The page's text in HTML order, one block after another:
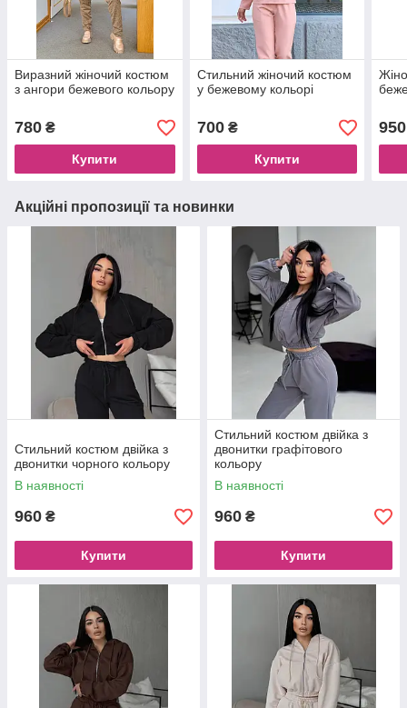
Виразний жіночий костюм
з ангори бежевого кольору
780 ₴
Купити
Стильний жіночий костюм
у бежевому кольорі
700₴
Купити
950
Акційні пропозиції та новинки
Стильний костюм двійка з
двонитки чорного кольору
В наявності
960 ₴
Купити
Стильний костюм двійка з
двонитки графітового
кольору
В наявності
960 ₴
Купити